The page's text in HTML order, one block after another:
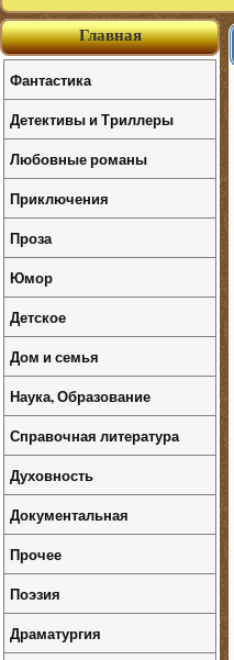
Главная
Фантастика
Детективы и Триллеры
Любовные романы
Приключения
Проза
Юмор
Детское
Дом и семья
Наука, Образование
Справочная литература
Духовность
Документальная
Прочее
Поэзия
Драматургия